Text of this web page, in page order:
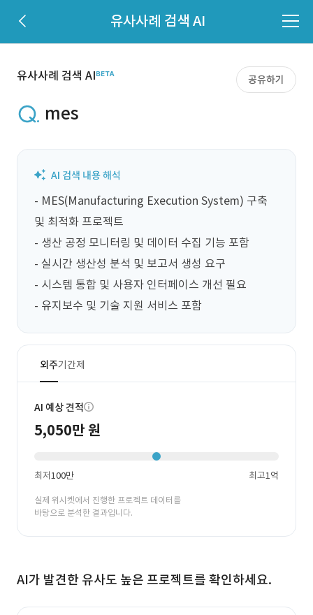
유사사례 검색 AI
유사사례 검색 AI 공유하기
mes
- MES(Manufacturing Execution System) 구축
및 최적화 프로젝트
- 생산 공정 모니터링 및 데이터 수집 기능 포함
- 실시간 생산성 분석 및 보고서 생성 요구
- 시스템 통합 및 사용자 인터페이스 개선 필요
- 유지보수 및 기술 지원 서비스 포함
외주기간제
AI 예상 견적
5,050만 원
최저100만 최고1억
실제 위시켓에서 진행한 프로젝트 데이터를
바탕으로 분석한 결과입니다.
AI가 발견한 유사도 높은 프로젝트를 확인하세요.